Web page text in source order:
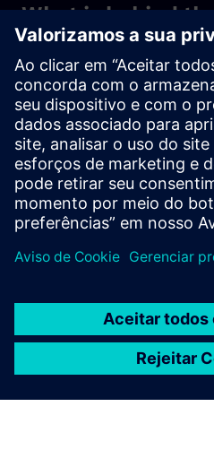
What is behind
Resilience Act?
What does the
of Civil Protection
Disaster